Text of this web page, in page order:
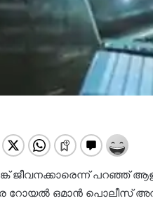
ജീവനക്കാരെന്ന് പറഞ്ഞ്
റോയല്‍ ഒമാൻ പൊലീസ്